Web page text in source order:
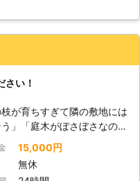
剪定をおまかせいただけた
弊社はこれまで25年の間
で多くの経験を積んできた
ので、作業には自信があり
などの育成に不適切な時期
とす落葉広葉樹、一年中全く
さい！
枝が育ちすぎて隣の敷地には
」「庭木がぼさぼさなので
えたい」 こんなときは、私
ティエ」にお任せください。
ティエ」は愛知県・岐阜
15,000円
無休